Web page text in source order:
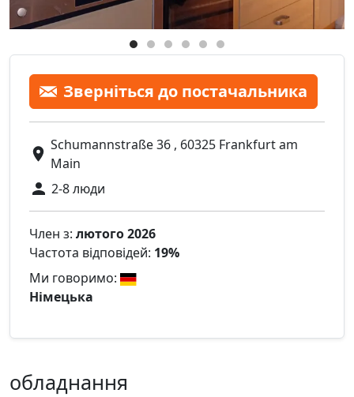
Зверніться до постачальника
Schumannstraße 36 , 60325 Frankfurt am
Main
2-8 люди
Член з: лютого 2026
Частота відповідей: 19%
Ми говоримо:
Німецька
обладнання